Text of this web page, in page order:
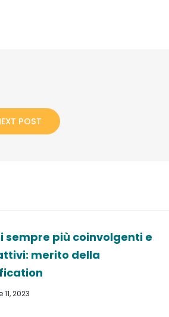
POST
sempre più coinvolgenti e
merito della
11, 2023